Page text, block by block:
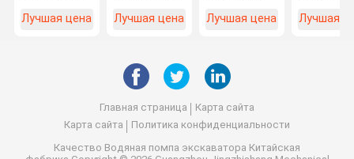
K1040112
Лучшая цена
Машиностроительные
Лучшая цена
CX160 SH200
торговле
Лучшая цена
SH200A6
Лучшая
Главная страница
Карта сайта
Карта сайта
Политика конфиденциальности
Качество Водяная помпа экскаватора Китайская